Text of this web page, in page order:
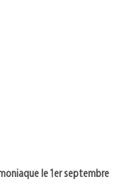
le 1er septembre